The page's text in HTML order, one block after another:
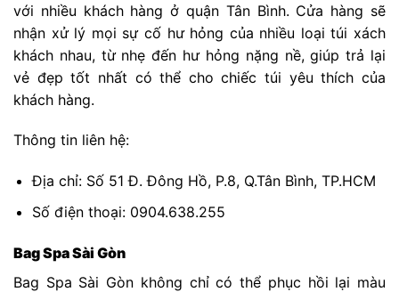
với nhiều khách hàng ở quận Tân Bình. Cửa hàng sẽ
nhận xử lý mọi sự cố hư hỏng của nhiều loại túi xách
khách nhau, từ nhẹ đến hư hỏng nặng nề, giúp trả lại
vẻ đẹp tốt nhất có thể cho chiếc túi yêu thích của
khách hàng.
Thông tin liên hệ:
Địa chỉ: Số 51 Đ. Đông Hồ, P.8, Q.Tân Bình, TP.HCM
Số điện thoại: 0904.638.255
Bag Spa Sài Gòn
Bag Spa Sài Gòn không chỉ có thể phục hồi lại màu